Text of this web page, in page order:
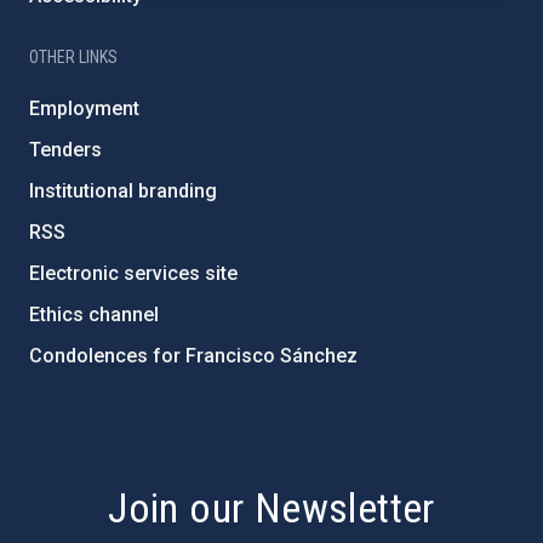
OTHER LINKS
Employment
Tenders
Institutional branding
RSS
Electronic services site
Ethics channel
Condolences for Francisco Sánchez
Join our Newsletter